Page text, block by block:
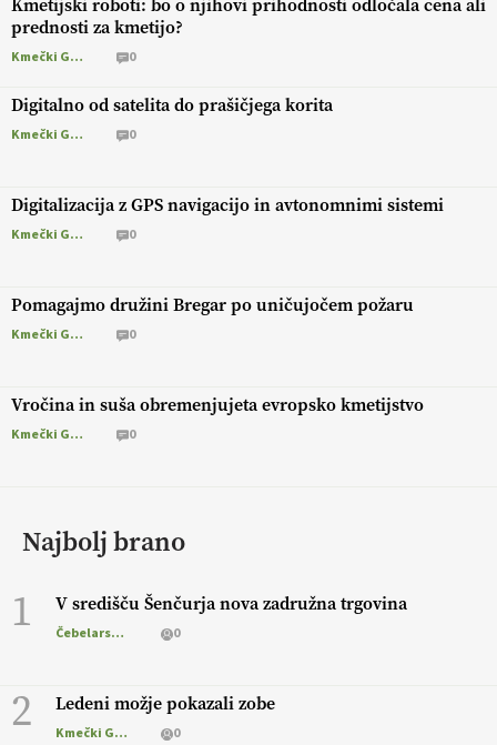
Kmetijski roboti: bo o njihovi prihodnosti odločala cena ali
prednosti za kmetijo?
Kmečki Glas 0
Digitalno od satelita do prašičjega korita
Kmečki Glas 0
Digitalizacija z GPS navigacijo in avtonomnimi sistemi
Kmečki Glas 0
Pomagajmo družini Bregar po uničujočem požaru
Kmečki Glas 0
Vročina in suša obremenjujeta evropsko kmetijstvo
Kmečki Glas 0
Najbolj brano
1 V središču Šenčurja nova zadružna trgovina
Čebelarstvo 0
2 Ledeni možje pokazali zobe
Kmečki Glas 0